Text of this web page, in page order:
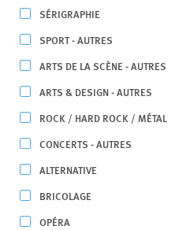
SÉRIGRAPHIE
SPORT - AUTRES
ARTS DE LA SCÈNE - AUTRES
ARTS & DESIGN - AUTRES
ROCK / HARD ROCK / MÉTAL
CONCERTS - AUTRES
ALTERNATIVE
BRICOLAGE
OPÉRA